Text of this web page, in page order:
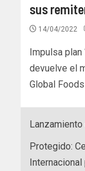
sus
14/04/2022
Impulsa plan
devuelve el
Global
Lanzamiento
Protegido: